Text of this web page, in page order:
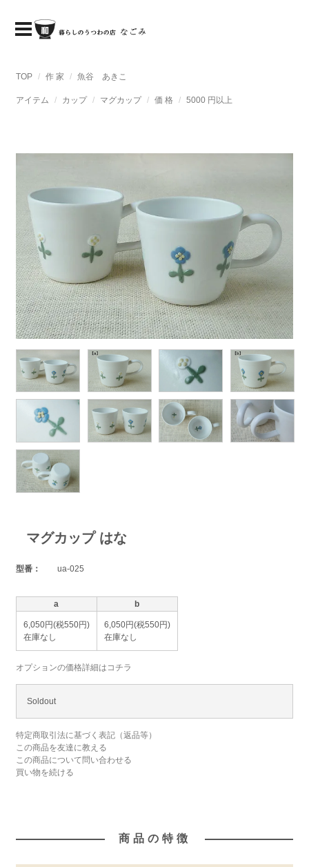
TOP 作 家 魚谷 あきこ
アイテム カップ マグカップ 価 格 5000 円以上
マグカップ はな
型番： ua-025
a b
6,050円(税550円)
在庫なし
6,050円(税550円)
在庫なし
オプションの価格詳細はコチラ
Soldout
特定商取引法に基づく表記（返品等）
この商品を友達に教える
この商品について問い合わせる
買い物を続ける
商品の特徴